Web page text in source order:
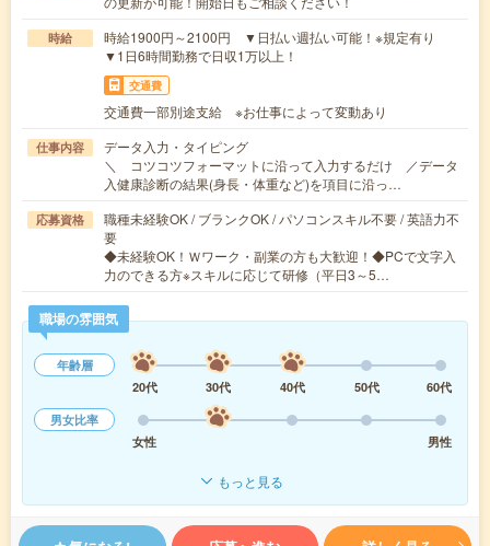
時給
時給1900円～2100円 ▼日払い週払い可能！※規定有り
▼1日6時間勤務で日収1万以上！
交通費
交通費一部別途支給 ※お仕事によって変動あり
仕事内容
データ入力・タイピング
＼ コツコツフォーマットに沿って入力するだけ ／データ
入健康診断の結果(身長・体重など)を項目に沿っ…
応募資格
職種未経験OK / ブランクOK / パソコンスキル不要 / 英語力不
要
◆未経験OK！Ｗワーク・副業の方も大歓迎！◆PCで文字入
力のできる方※スキルに応じて研修（平日3～5…
職場の雰囲気
年齢層
20代
30代 40代 50代
60代
男女比率
女性
男性
もっと見る